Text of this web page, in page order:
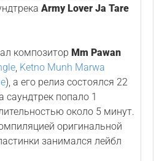
Army Lover Ja Tare
композитор Mm Pawan
, Ketno Munh Marwa
), а его релиз состоялся 22
саундтрек попало 1
около 5 минут.
оригинальной
занимался лейбл